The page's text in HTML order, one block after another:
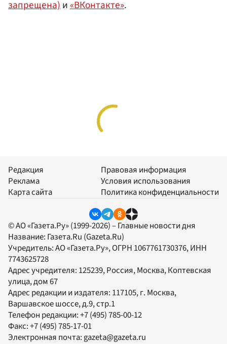
запрещена)и«ВКонтакте».
Редакция
Реклама
Карта сайта
Правовая информация
Условия использования
Политика конфиденциальности
© АО «Газета.Ру» (1999-2026) – Главные новости дня
Название: Газета.Ru (Gazeta.Ru)
Учредитель:АО «Газета.Ру», ОГРН 1067761730376, ИНН
7743625728
Адрес учредителя: 125239, Россия, Москва, Коптевская
улица, дом 67
Адрес редакции и издателя: 117105, г. Москва,
Варшавское шоссе, д.9, стр.1
Телефон редакции:+7 (495) 785-00-12
Факс:+7 (495) 785-17-01
Электронная почта: gazeta@gazeta.ru